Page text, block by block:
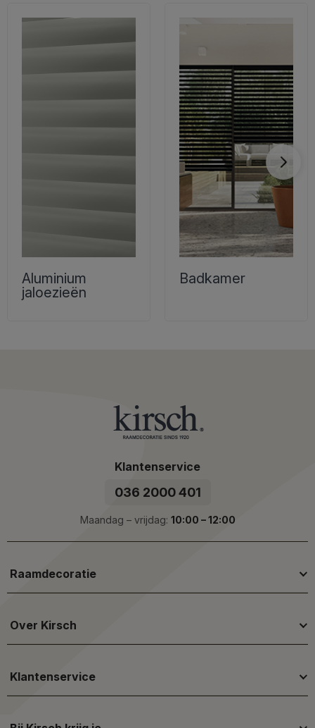
Aluminium
jaloezieën
Badkamer
Klantenservice
036 2000 401
Maandag – vrijdag: 10:00 – 12:00
Raamdecoratie
Over Kirsch
Klantenservice